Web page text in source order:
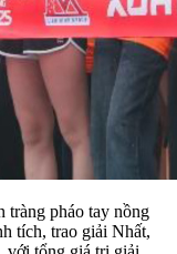
tràng pháo tay nồng
tích, trao giải Nhất,